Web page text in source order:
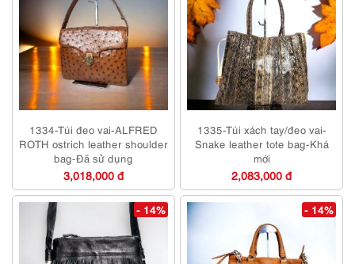
1334-Túi đeo vai-ALFRED
ROTH ostrich leather shoulder
bag-Đã sử dụng
3,018,000 đ
1335-Túi xách tay/đeo vai-
Snake leather tote bag-Khá
mới
2,083,000 đ
- 14% - 14%